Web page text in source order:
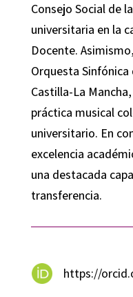
Consejo Social de
universitaria en la
Docente.
Orquesta
Castilla-La
práctica musical
universitario. En
excelencia
una destacada
transferencia.
https://